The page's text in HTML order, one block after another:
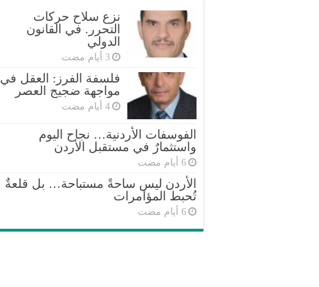
نزع سلاح حركات
التحرر. في القانون
الدولي
فلسفة الفرز: العقل في
مواجهة ضجيج العصر
الفوسفات الأردنية… نجاح اليوم
واستثمارٌ في مستقبل الأردن
الأردن ليس ساحةً مستباحة… بل قلعةٌ
تُحبط المؤامرات